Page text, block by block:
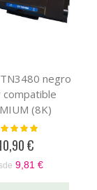
negro
(8K)
€
9,81 €